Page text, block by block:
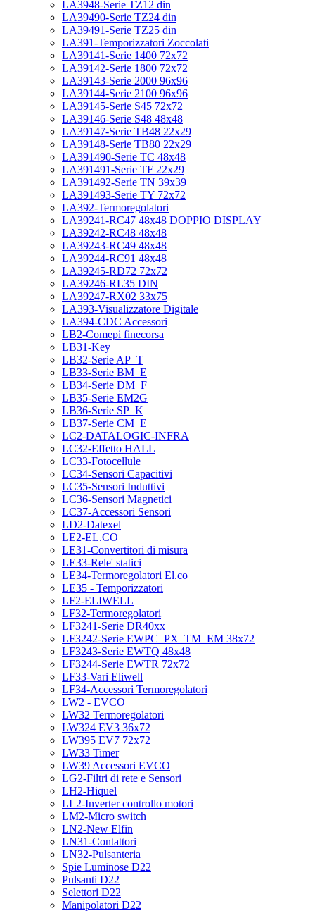
LA3948-Serie TZ12 din
LA39490-Serie TZ24 din
LA39491-Serie TZ25 din
LA391-Temporizzatori Zoccolati
LA39141-Serie 1400 72x72
LA39142-Serie 1800 72x72
LA39143-Serie 2000 96x96
LA39144-Serie 2100 96x96
LA39145-Serie S45 72x72
LA39146-Serie S48 48x48
LA39147-Serie TB48 22x29
LA39148-Serie TB80 22x29
LA391490-Serie TC 48x48
LA391491-Serie TF 22x29
LA391492-Serie TN 39x39
LA391493-Serie TY 72x72
LA392-Termoregolatori
LA39241-RC47 48x48 DOPPIO DISPLAY
LA39242-RC48 48x48
LA39243-RC49 48x48
LA39244-RC91 48x48
LA39245-RD72 72x72
LA39246-RL35 DIN
LA39247-RX02 33x75
LA393-Visualizzatore Digitale
LA394-CDC Accessori
LB2-Comepi finecorsa
LB31-Key
LB32-Serie AP_T
LB33-Serie BM_E
LB34-Serie DM_F
LB35-Serie EM2G
LB36-Serie SP_K
LB37-Serie CM_E
LC2-DATALOGIC-INFRA
LC32-Effetto HALL
LC33-Fotocellule
LC34-Sensori Capacitivi
LC35-Sensori Induttivi
LC36-Sensori Magnetici
LC37-Accessori Sensori
LD2-Datexel
LE2-EL.CO
LE31-Convertitori di misura
LE33-Rele' statici
LE34-Termoregolatori El.co
LE35 - Temporizzatori
LF2-ELIWELL
LF32-Termoregolatori
LF3241-Serie DR40xx
LF3242-Serie EWPC_PX_TM_EM 38x72
LF3243-Serie EWTQ 48x48
LF3244-Serie EWTR 72x72
LF33-Vari Eliwell
LF34-Accessori Termoregolatori
LW2 - EVCO
LW32 Termoregolatori
LW324 EV3 36x72
LW395 EV7 72x72
LW33 Timer
LW39 Accessori EVCO
LG2-Filtri di rete e Sensori
LH2-Hiquel
LL2-Inverter controllo motori
LM2-Micro switch
LN2-New Elfin
LN31-Contattori
LN32-Pulsanteria
Spie Luminose D22
Pulsanti D22
Selettori D22
Manipolatori D22